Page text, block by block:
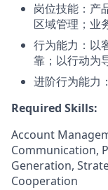
岗位技能：产
区域管理；业
行为能力：以
靠；以行动为
进阶行为能力
Required Skills:
Account
Communication,
Generation,
Cooperation